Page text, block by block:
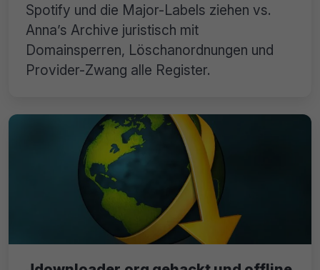
Spotify und die Major-Labels ziehen vs.
Anna’s Archive juristisch mit
Domainsperren, Löschanordnungen und
Provider-Zwang alle Register.